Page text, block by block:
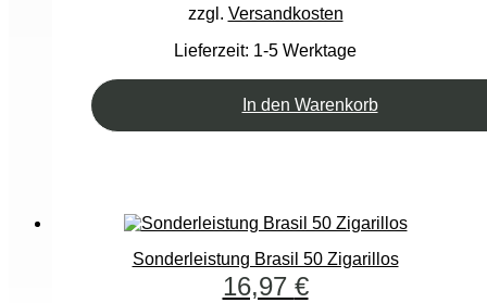
zzgl. Versandkosten
Lieferzeit: 1-5 Werktage
In den Warenkorb
Sonderleistung Brasil 50 Zigarillos
16,97 €